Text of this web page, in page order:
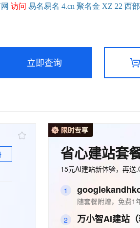
访问 易名易名 4.cn 聚名金 XZ 22 西部